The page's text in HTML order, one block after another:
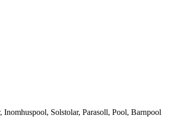
Solstolar, Parasoll, Pool, Barnpool